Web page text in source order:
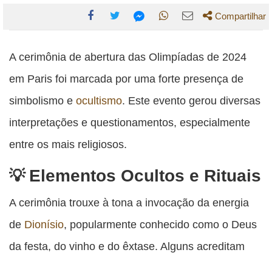
esta
publicação
esta
publicação
esta
publicação
esta
publicação
WhatsApp
esta
publicação
Email
Compartilhar
A cerimônia de abertura das Olimpíadas de 2024
em Paris foi marcada por uma forte presença de
simbolismo e ocultismo. Este evento gerou diversas
interpretações e questionamentos, especialmente
entre os mais religiosos.
Elementos Ocultos e Rituais
A cerimônia trouxe à tona a invocação da energia
de Dionísio, popularmente conhecido como o Deus
da festa, do vinho e do êxtase. Alguns acreditam